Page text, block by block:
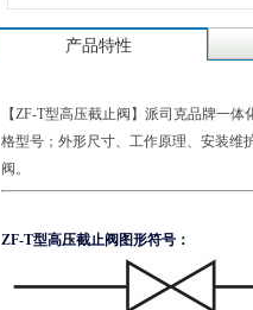
产品特性
【ZF-T型高压截止阀】派司克品牌一
格型号；外形尺寸、工作原理、安装维
阀。
ZF-T型高压截止阀图形符号：